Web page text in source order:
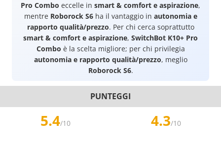
Pro Combo eccelle in smart & comfort e aspirazione,
mentre Roborock S6ha il vantaggio in autonomia e
rapporto qualità/prezzo. Per chi cerca soprattutto
smart & comfort e aspirazione, SwitchBot K10+ Pro
Combo è la scelta migliore; per chi privilegia
autonomia e rapporto qualità/prezzo, meglio
Roborock S6.
PUNTEGGI
5.4/10 4.3/10